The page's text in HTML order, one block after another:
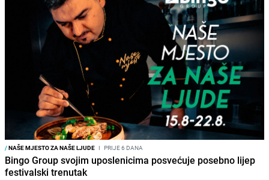
/NAŠE MJESTO ZA NAŠE LJUDE I PRIJE 6 DANA
Bingo Group svojim uposlenicima posvećuje posebno lijep
festivalski trenutak